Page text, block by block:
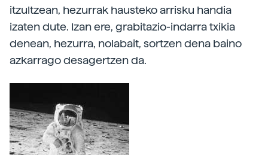
itzultzean, hezurrak hausteko arrisku handia
izaten dute. Izan ere, grabitazio-indarra txikia
denean, hezurra, nolabait, sortzen dena baino
azkarrago desagertzen da.